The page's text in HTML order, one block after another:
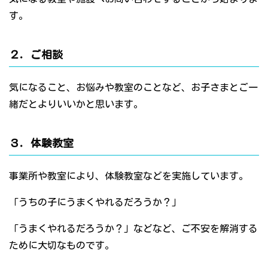
す。
２．ご相談
気になること、お悩みや教室のことなど、お子さまとご一
緒だとよりいいかと思います。
３．体験教室
事業所や教室により、体験教室などを実施しています。
「うちの子にうまくやれるだろうか？」
「うまくやれるだろうか？」などなど、ご不安を解消する
ために大切なものです。